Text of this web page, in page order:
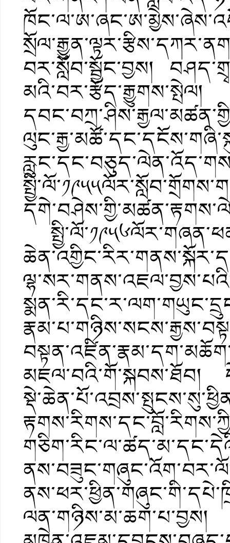
བར་སློབ་སྦྱོང་བྱས།
མའི་བར་རྩོད་རྒྱུགས་སྤེལ།
མཇལ་བའི་གོ་སྐབས་ཐོབ།